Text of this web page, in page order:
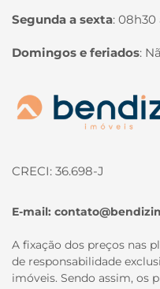
Segunda a sexta: 08h30
Domingos e feriados:
Página inicial
CRECI: 36.698-J
E-mail:
A fixação dos preços nas
de responsabilidade
imóveis. Sendo assim, os